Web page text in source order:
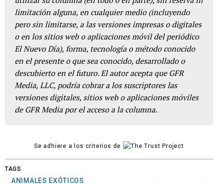
limitación alguna, en cualquier medio (incluyendo
pero sin limitarse, a las versiones impresas o digitales
o en los sitios web o aplicaciones móvil del periódico
El Nuevo Día), forma, tecnología o método conocido
en el presente o que sea conocido, desarrollado o
descubierto en el futuro. El autor acepta que GFR
Media, LLC, podría cobrar a los suscriptores las
versiones digitales, sitios web o aplicaciones móviles
de GFR Media por el acceso a la columna.
Se adhiere a los criterios de
TAGS
ANIMALES EXÓTICOS